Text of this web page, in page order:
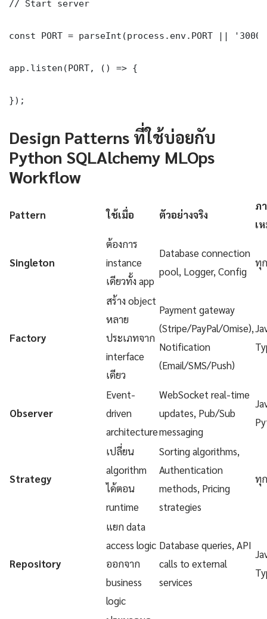
// Start server
const PORT = parseInt(process.env.PORT ||
app.listen(PORT, () => {
});
Design Patterns ที่ใช้บ่อยกับ
Python SQLAlchemy MLOps
Workflow
Pattern ใช้เมื่อ ตัวอย่างจริง
ภ
เ
Singleton
ต้องการ
instance
เดียวทั้ง app
Database connection
pool, Logger, Config
ทุ
Factory
สร้าง object
หลาย
ประเภทจาก
interface
เดียว
Payment gateway
(Stripe/PayPal/Omise),
Notification
(Email/SMS/Push)
Observer
Event-
driven
architecture
WebSocket real-time
updates, Pub/Sub
messaging
Strategy
เปลี่ยน
algorithm
ได้ตอน
runtime
Sorting algorithms,
Authentication
methods, Pricing
strategies
ทุ
Repository
แยก data
access logic
ออกจาก
business
logic
Database queries, API
calls to external
services